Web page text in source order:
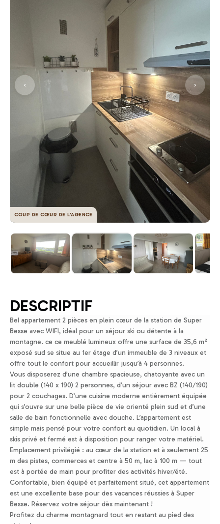
COUP DE CŒUR DE L'AGENCE
DESCRIPTIF
Bel appartement 2 pièces en plein cœur de la station de Super
Besse avec WIFI, idéal pour un séjour ski ou détente à la
montagne. ce ce meublé lumineux offre une surface de 35,6 m²
exposé sud se situe au 1er étage d’un immeuble de 3 niveaux et
offre tout le confort pour accueillir jusqu’à 4 personnes.
Vous disposerez d’une chambre spacieuse, chatoyante avec un
lit double (140 x 190) 2 personnes, d’un séjour avec BZ (140/190)
pour 2 couchages. D’une cuisine moderne entièrement équipée
qui s’ouvre sur une belle pièce de vie orienté plein sud et d’une
salle de bain fonctionnelle avec douche. L’appartement est
simple mais pensé pour votre confort au quotidien. Un local à
skis privé et fermé est à disposition pour ranger votre matériel.
Emplacement privilégié : au cœur de la station et à seulement 25
m des pistes, commerces et centre à 50 m, lac à 100 m — tout
est à portée de main pour profiter des activités hiver/été.
Confortable, bien équipé et parfaitement situé, cet appartement
est une excellente base pour des vacances réussies à Super
Besse. Réservez votre séjour dès maintenant !
Profitez du charme montagnard tout en restant au pied des